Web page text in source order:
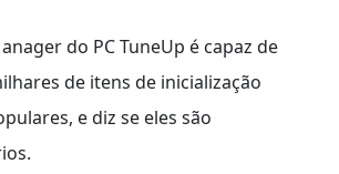
do PC TuneUp é capaz de
de itens de inicialização
e diz se eles são